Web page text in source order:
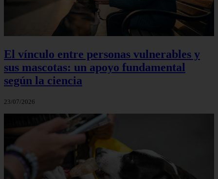
El vínculo entre personas vulnerables y
sus mascotas: un apoyo fundamental
según la ciencia
23/07/2026